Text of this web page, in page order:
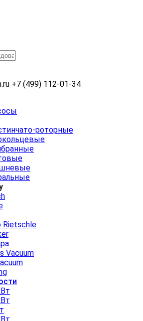
+7 (499) 112-01-34
роторные
Rietschle
Vacuum